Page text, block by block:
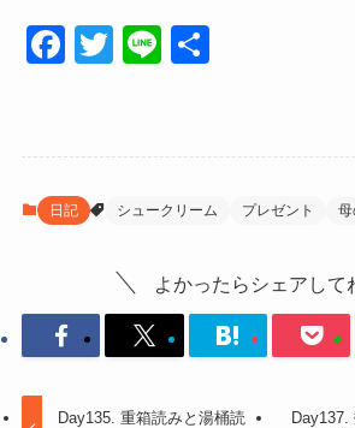
F
e
b
o
k
T
er
Li
日記 シュークリーム プレゼント 母
よかったらシェアして
Day135. 重箱読みと湯桶読
Day137.